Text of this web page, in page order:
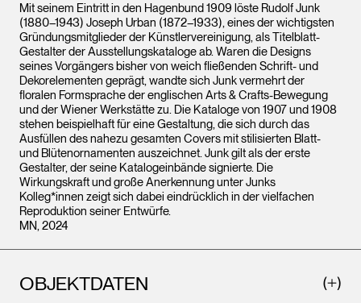
Mit seinem Eintritt in den Hagenbund 1909 löste Rudolf Junk
(1880–1943) Joseph Urban (1872–1933), eines der wichtigsten
Gründungsmitglieder der Künstlervereinigung, als Titelblatt-
Gestalter der Ausstellungskataloge ab. Waren die Designs
seines Vorgängers bisher von weich fließenden Schrift- und
Dekorelementen geprägt, wandte sich Junk vermehrt der
floralen Formsprache der englischen Arts & Crafts-Bewegung
und der Wiener Werkstätte zu. Die Kataloge von 1907 und 1908
stehen beispielhaft für eine Gestaltung, die sich durch das
Ausfüllen des nahezu gesamten Covers mit stilisierten Blatt-
und Blütenornamenten auszeichnet. Junk gilt als der erste
Gestalter, der seine Katalogeinbände signierte. Die
Wirkungskraft und große Anerkennung unter Junks
Kolleg*innen zeigt sich dabei eindrücklich in der vielfachen
Reproduktion seiner Entwürfe.
MN, 2024
OBJEKTDATEN